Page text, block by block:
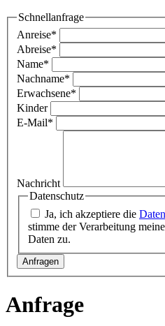
Schnellanfrage
Anreise*
Abreise*
Name*
Nachname*
Erwachsene*
Kinder
E-Mail*
Nachricht
Datenschutz
Ja, ich akzeptiere die
stimme der Verarbeitung
Daten zu.
Anfrage